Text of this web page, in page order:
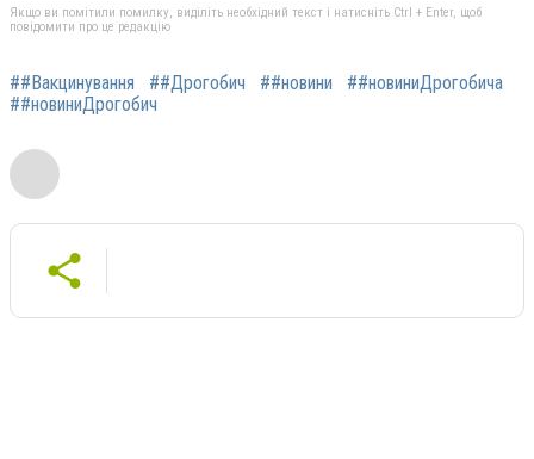
Якщо ви помітили помилку, виділіть необхідний текст і натисніть Ctrl + Enter, щоб
повідомити про це редакцію
##Вакцинування ##Дрогобич ##новини
##новиниДрогобича
##новиниДрогобич